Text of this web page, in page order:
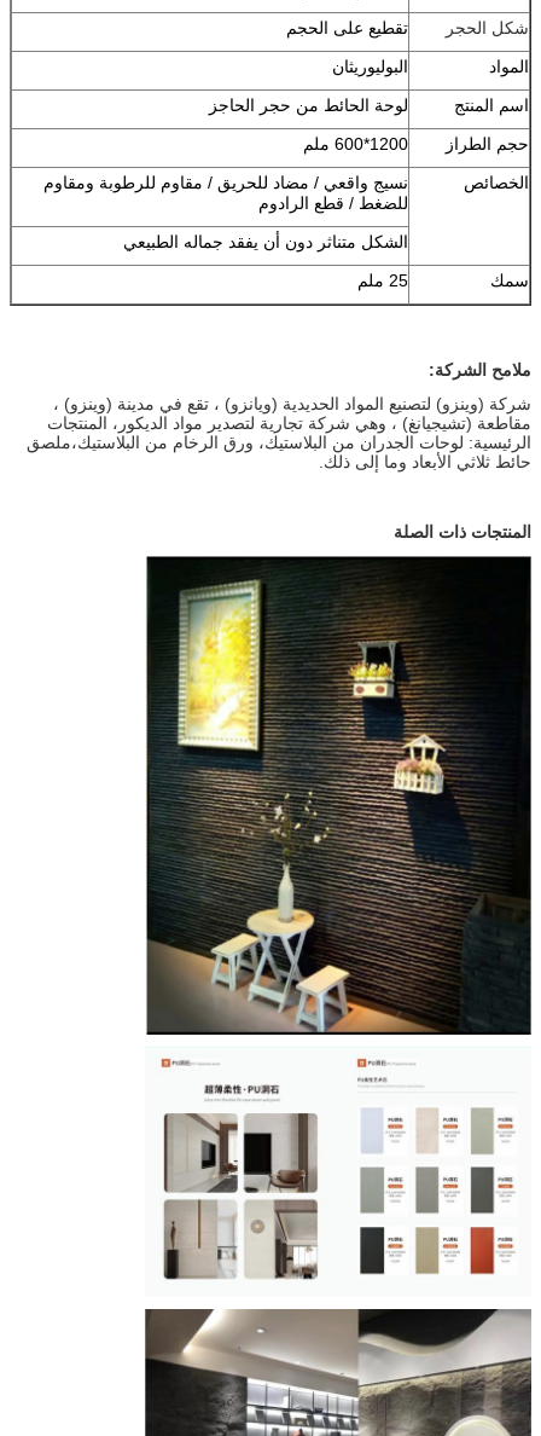
شكل الحجر
تقطيع على الحجم
المواد
البوليوريثان
اسم المنتج
لوحة الحائط من حجر الحاجز
حجم الطراز
1200*600 ملم
الخصائص
نسيج واقعي / مضاد للحريق / مقاوم للرطوبة ومقاوم
للضغط / قطع الرادوم
الشكل متناثر دون أن يفقد جماله الطبيعي
سمك
25 ملم
ملامح الشركة:
شركة (وينزو) لتصنيع المواد الحديدية (ويانزو) ، تقع في مدينة (وينزو) ،
مقاطعة (تشيجيانغ) ، وهي شركة تجارية لتصدير مواد الديكور، المنتجات
الرئيسية: لوحات الجدران من البلاستيك، ورق الرخام من البلاستيك،ملصق
حائط ثلاثي الأبعاد وما إلى ذلك.
المنتجات ذات الصلة